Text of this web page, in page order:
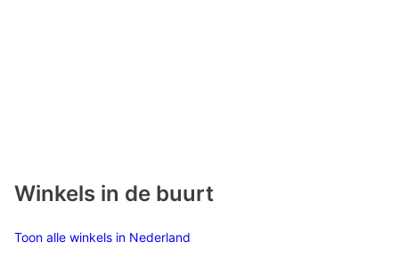
Winkels in de buurt
Toon alle winkels in Nederland